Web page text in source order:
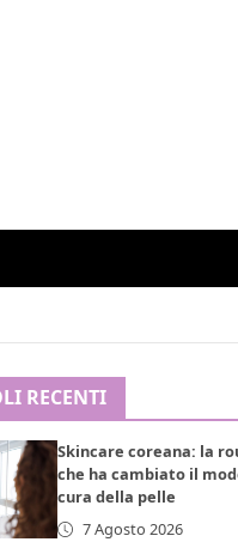
RECENTI
Skincare coreana: la
che ha cambiato il
cura della pelle
7 Agosto 2026